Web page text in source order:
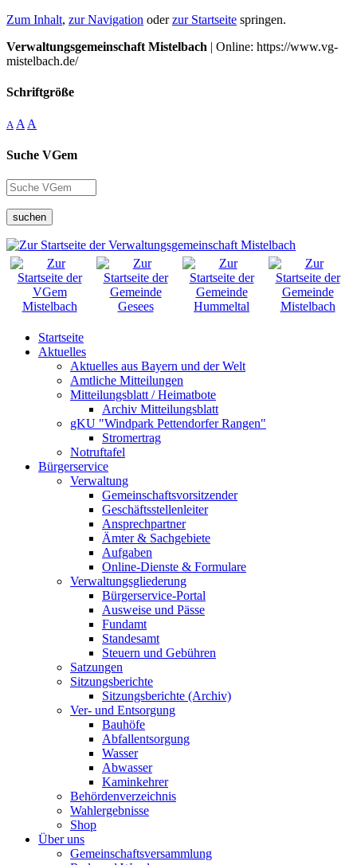
Zum Inhalt, zur Navigation oderzur Startseite springen.
Verwaltungsgemeinschaft Mistelbach | Online: https://www.vg-
mistelbach.de/
Schriftgröße
A A A
Suche VGem
suchen
Startseite
Aktuelles
Aktuelles aus Bayern und der Welt
Amtliche Mitteilungen
Mitteilungsblatt / Heimatbote
Archiv Mitteilungsblatt
gKU "Windpark Pettendorfer Rangen"
Stromertrag
Notruftafel
Bürgerservice
Verwaltung
Gemeinschaftsvorsitzender
Geschäftsstellenleiter
Ansprechpartner
Ämter & Sachgebiete
Aufgaben
Online-Dienste & Formulare
Verwaltungsgliederung
Bürgerservice-Portal
Ausweise und Pässe
Fundamt
Standesamt
Steuern und Gebühren
Satzungen
Sitzungsberichte
Sitzungsberichte (Archiv)
Ver- und Entsorgung
Bauhöfe
Abfallentsorgung
Wasser
Abwasser
Kaminkehrer
Behördenverzeichnis
Wahlergebnisse
Shop
Über uns
Gemeinschaftsversammlung